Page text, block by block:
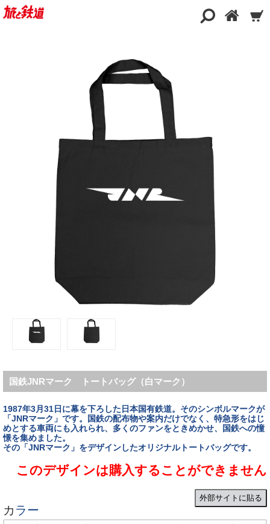
国鉄JNRマーク トートバッグ（白マーク）
1987年3月31日に幕を下ろした日本国有鉄道。そのシンボルマークが
「JNRマーク」です。国鉄の配布物や案内だけでなく、特急形をはじ
めとする車両にも入れられ、多くのファンをときめかせ、国鉄への憧
憬を集めました。
その「JNRマーク」をデザインしたオリジナルトートバッグです。
このデザインは購入することができません
外部サイトに貼る
カラー